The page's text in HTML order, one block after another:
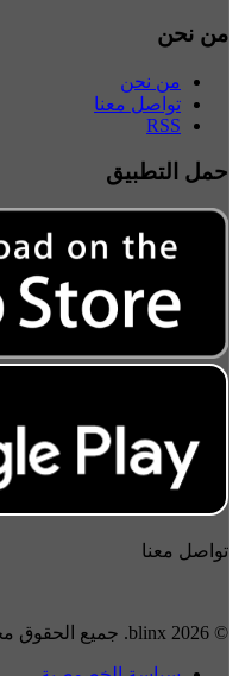
من نحن
من نحن
تواصل معنا
RSS
حمل التطبيق
تواصل معنا
© 2026 blinx. جميع الحقوق محفوظة